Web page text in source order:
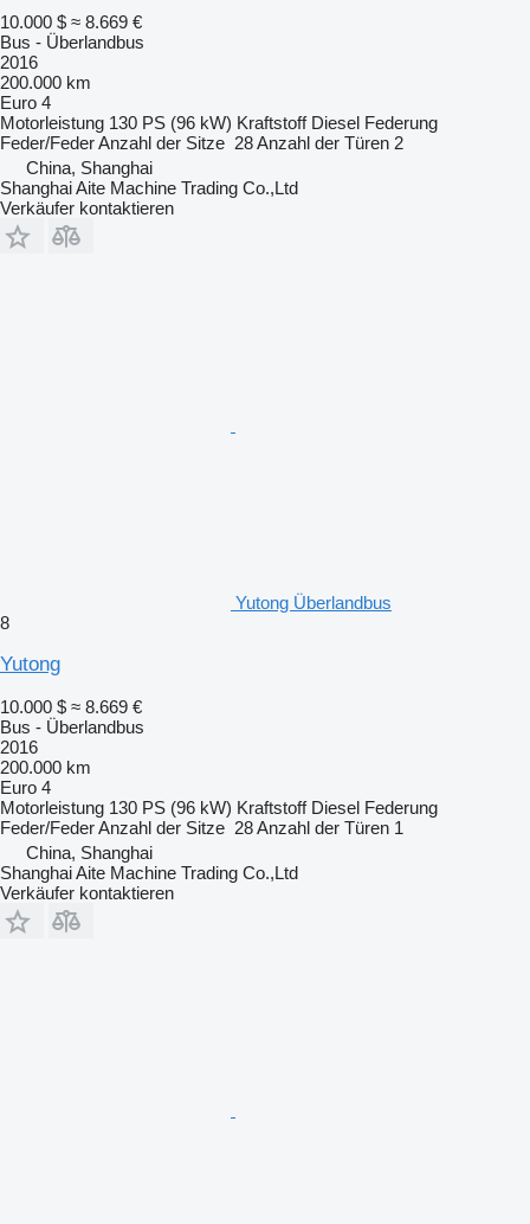
10.000 $ ≈ 8.669 €
Bus - Überlandbus
2016
200.000 km
Euro 4
Motorleistung 130 PS (96 kW) Kraftstoff Diesel Federung
Feder/FederAnzahl der Sitze 28Anzahl der Türen 2
China, Shanghai
Shanghai Aite Machine Trading Co.,Ltd
Verkäufer kontaktieren
Yutong Überlandbus
8
Yutong
10.000 $ ≈ 8.669 €
Bus - Überlandbus
2016
200.000 km
Euro 4
Motorleistung 130 PS (96 kW) Kraftstoff Diesel Federung
Feder/FederAnzahl der Sitze 28Anzahl der Türen 1
China, Shanghai
Shanghai Aite Machine Trading Co.,Ltd
Verkäufer kontaktieren